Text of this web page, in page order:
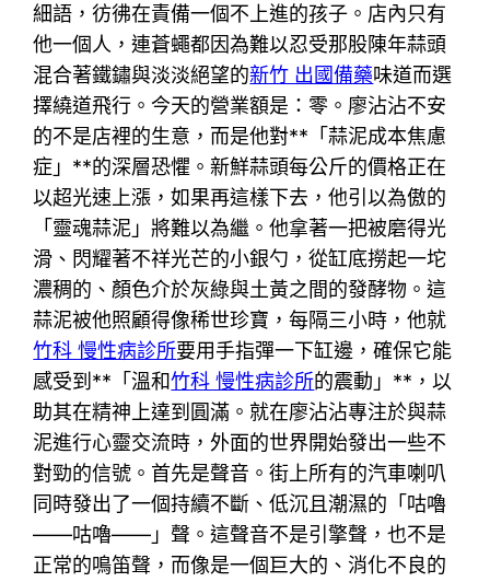
細語，彷彿在責備一個不上進的孩子。店內只有
他一個人，連蒼蠅都因為難以忍受那股陳年蒜頭
混合著鐵鏽與淡淡絕望的新竹 出國備藥味道而選
擇繞道飛行。今天的營業額是：零。廖沾沾不安
的不是店裡的生意，而是他對**「蒜泥成本焦慮
症」**的深層恐懼。新鮮蒜頭每公斤的價格正在
以超光速上漲，如果再這樣下去，他引以為傲的
「靈魂蒜泥」將難以為繼。他拿著一把被磨得光
滑、閃耀著不祥光芒的小銀勺，從缸底撈起一坨
濃稠的、顏色介於灰綠與土黃之間的發酵物。這
蒜泥被他照顧得像稀世珍寶，每隔三小時，他就
竹科 慢性病診所要用手指彈一下缸邊，確保它能
感受到**「溫和竹科 慢性病診所的震動」**，以
助其在精神上達到圓滿。就在廖沾沾專注於與蒜
泥進行心靈交流時，外面的世界開始發出一些不
對勁的信號。首先是聲音。街上所有的汽車喇叭
同時發出了一個持續不斷、低沉且潮濕的「咕嚕
——咕嚕——」聲。這聲音不是引擎聲，也不是
正常的鳴笛聲，而像是一個巨大的、消化不良的